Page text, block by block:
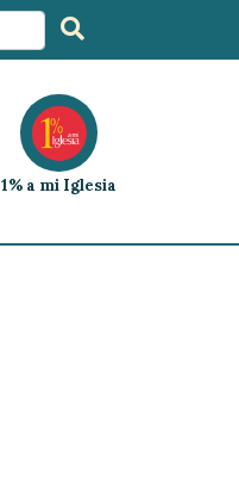
1% a mi Iglesia